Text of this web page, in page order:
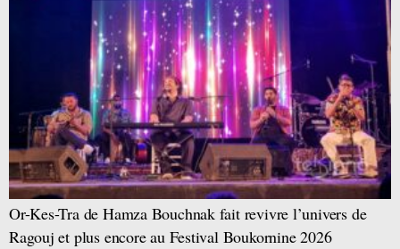
Or-Kes-Tra de Hamza Bouchnak fait revivre l’univers de
Ragouj et plus encore au Festival Boukornine 2026